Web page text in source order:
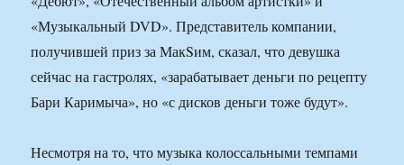
«Музыкальный DVD». Представитель компании,
получившей приз за МакSим, сказал, что девушка
сейчас на гастролях, «зарабатывает деньги по рецепту
Бари Каримыча», но «с дисков деньги тоже будут».
Несмотря на то, что музыка колоссальными темпами